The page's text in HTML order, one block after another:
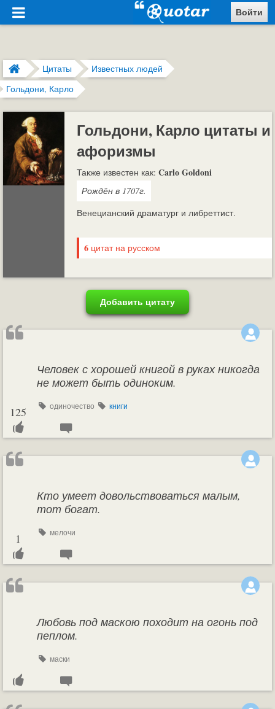
Войти
Цитаты
Известных людей
Гольдони, Карло
Гольдони, Карло цитаты и
афоризмы
Также известен как: Carlo Goldoni
Рождён в 1707г.
Венецианский драматург и либреттист.
6 цитат на русском
Добавить цитату
Человек с хорошей книгой в руках никогда
не может быть одиноким.
одиночество книги
125
Кто умеет довольствоваться малым,
тот богат.
мелочи
1
Любовь под маскою походит на огонь под
пеплом.
маски